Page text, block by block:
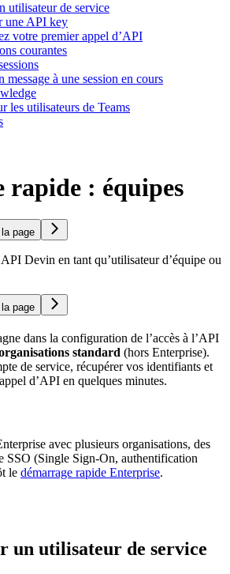
utilisateur de service
une API key
votre premier appel d’API
courantes
message à une session en cours
les utilisateurs de Teams
rapide : équipes
page
Devin en tant qu’utilisateur d’équipe ou
page
dans la configuration de l’accès à l’API
standard (hors Enterprise).
de service, récupérer vos identifiants et
d’API en quelques minutes.
avec plusieurs organisations, des
SSO (Single Sign-On, authentification
le démarrage rapide Enterprise.
un utilisateur de service